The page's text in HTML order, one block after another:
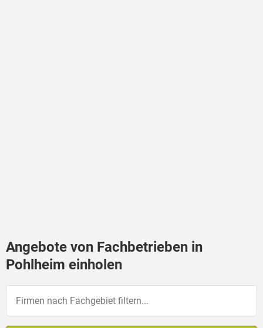
Angebote von Fachbetrieben in
Pohlheim einholen